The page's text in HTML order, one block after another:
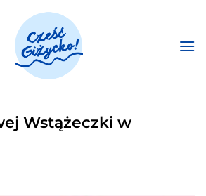
Wstążeczki w